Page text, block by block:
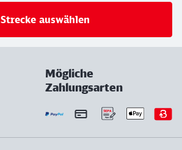
Strecke auswählen
Mögliche
Zahlungsarten